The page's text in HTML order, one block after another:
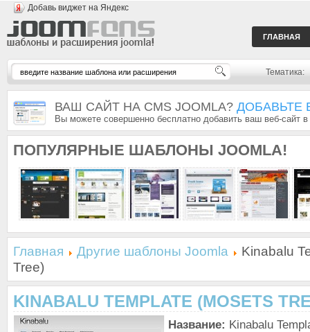
Добавь виджет на Яндекс
ГЛАВНАЯ
Тематика:
ВАШ САЙТ НА CMS JOOMLA? ДОБАВЬТЕ
Вы можете совершенно бесплатно добавить ваш веб-сайт
ПОПУЛЯРНЫЕ ШАБЛОНЫ JOOMLA!
Главная Другие шаблоны Joomla
Kinabalu
Tree)
KINABALU TEMPLATE (MOSETS
Название: Kinabalu